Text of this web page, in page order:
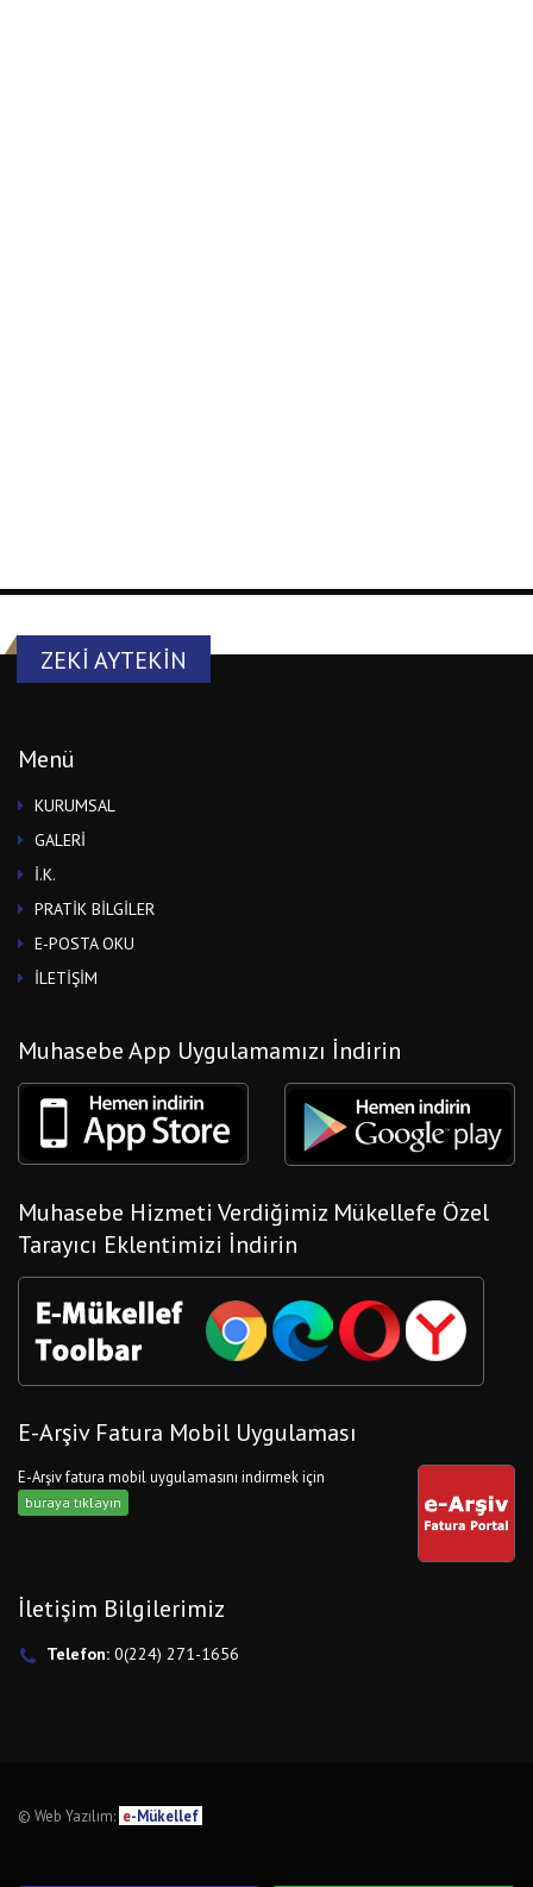
ZEKI AYTEKIN
Menü
KURUMSAL
GALERİ
İ.K.
PRATİK BİLGİLER
E-POSTA OKU
İLETİŞİM
Muhasebe App Uygulamamızı İndirin
Muhasebe Hizmeti Verdiğimiz Mükellefe Özel
Tarayıcı Eklentimizi İndirin
E-Arşiv Fatura Mobil Uygulaması
E-Arşiv fatura mobil uygulamasını indirmek için
buraya tıklayın
İletişim Bilgilerimiz
Telefon: 0(224) 271-1656
© Web Yazılım: e-Mükellef